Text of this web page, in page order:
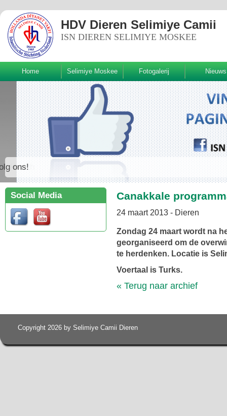
HDV Dieren Selimiye Camii
ISN DIEREN SELIMIYE MOSKEE
Home Selimiye Moskee Fotogalerij Nieuws
Volg ons!
Social Media Canakkale
24 maart 2013 - Dieren
Zondag 24 maart wordt na
georganiseerd om de
te herdenken. Locatie is
Voertaal is Turks.
« Terug naar archief
Copyright 2026 by Selimiye Camii Dieren